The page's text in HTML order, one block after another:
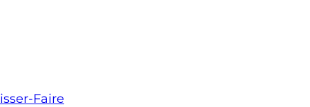
Faire